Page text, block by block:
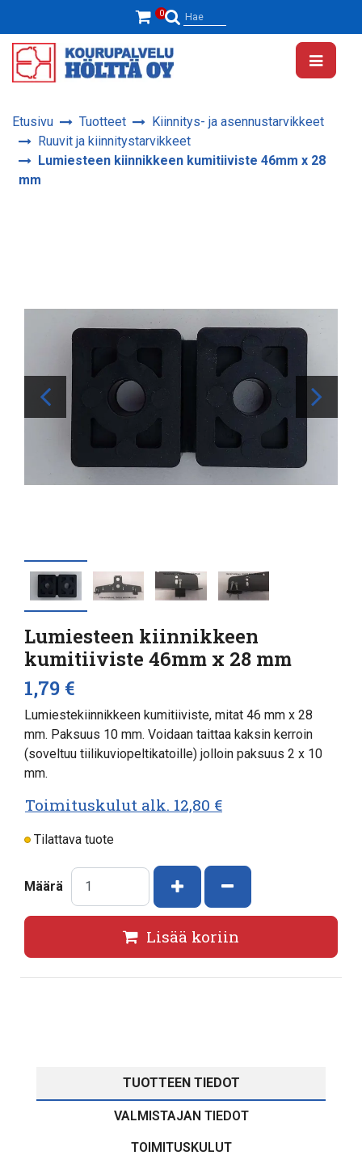
0
Hae
Etusivu Tuotteet
Kiinnitys- ja asennustarvikkeet
Ruuvit ja kiinnitystarvikkeet
Lumiesteen kiinnikkeen kumitiiviste 46mm x 28
mm
Lumiesteen kiinnikkeen
kumitiiviste 46mm x 28 mm
1,79 €
Lumiestekiinnikkeen kumitiiviste, mitat 46 mm x 28
mm. Paksuus 10 mm. Voidaan taittaa kaksin kerroin
(soveltuu tiilikuviopeltikatoille) jolloin paksuus 2 x 10
mm.
Toimituskulut alk. 12,80 €
Tilattava tuote
Määrä Kasvata määrää
Vähennä määrää
Lisää koriin
TUOTTEEN TIEDOT
VALMISTAJAN TIEDOT
TOIMITUSKULUT